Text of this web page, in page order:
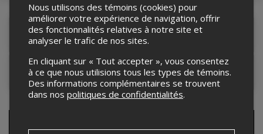
Détails de l'événement
Contacter l'organisateur
Nous utilisons des témoins (cookies) pour
améliorer votre expérience de navigation, offrir
des fonctionnalités relatives à notre site et
analyser le trafic de nos sites.
En cliquant sur « Tout accepter », vous consentez
à ce que nous utilisions tous les types de témoins.
Des informations complémentaires se trouvent
dans nos politiques de confidentialités.